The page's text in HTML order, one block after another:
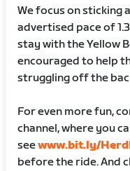
We focus on sticking
advertised pace of
stay with the Yellow
encouraged to help
struggling off the
For even more fun,
channel, where you
seewww.bit.ly/
before the ride. And